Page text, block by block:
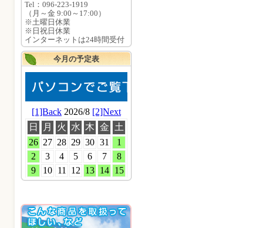
Tel：096-223-1919
（月～金 9:00～17:00）
※土曜日休業
※日祝日休業
インターネットは24時間受付
今月の予定表